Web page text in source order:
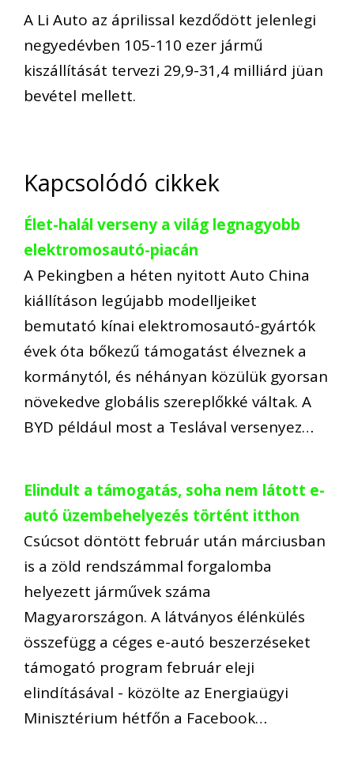
A Li Auto az áprilissal kezdődött jelenlegi
negyedévben 105-110 ezer jármű
kiszállítását tervezi 29,9-31,4 milliárd jüan
bevétel mellett.
Kapcsolódó cikkek
Élet-halál verseny a világ legnagyobb
elektromosautó-piacán
A Pekingben a héten nyitott Auto China
kiállításon legújabb modelljeiket
bemutató kínai elektromosautó-gyártók
évek óta bőkezű támogatást élveznek a
kormánytól, és néhányan közülük gyorsan
növekedve globális szereplőkké váltak. A
BYD például most a Teslával versenyez…
Elindult a támogatás, soha nem látott e-
autó üzembehelyezés történt itthon
Csúcsot döntött február után márciusban
is a zöld rendszámmal forgalomba
helyezett járművek száma
Magyarországon. A látványos élénkülés
összefügg a céges e-autó beszerzéseket
támogató program február eleji
elindításával - közölte az Energiaügyi
Minisztérium hétfőn a Facebook…